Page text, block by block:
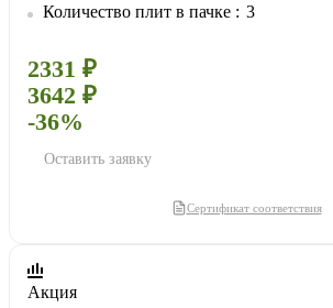
Количество плит в пачке
3
2331 ₽
3642 ₽
-36%
Оставить заявку
Сертификат соответствия
Акция